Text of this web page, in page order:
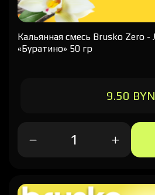
Кальянная cмесь Brusko Zero
«Буратино» 50 гр
9.50 BYN